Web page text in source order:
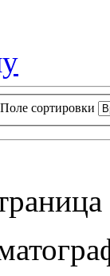
Поле сортировки